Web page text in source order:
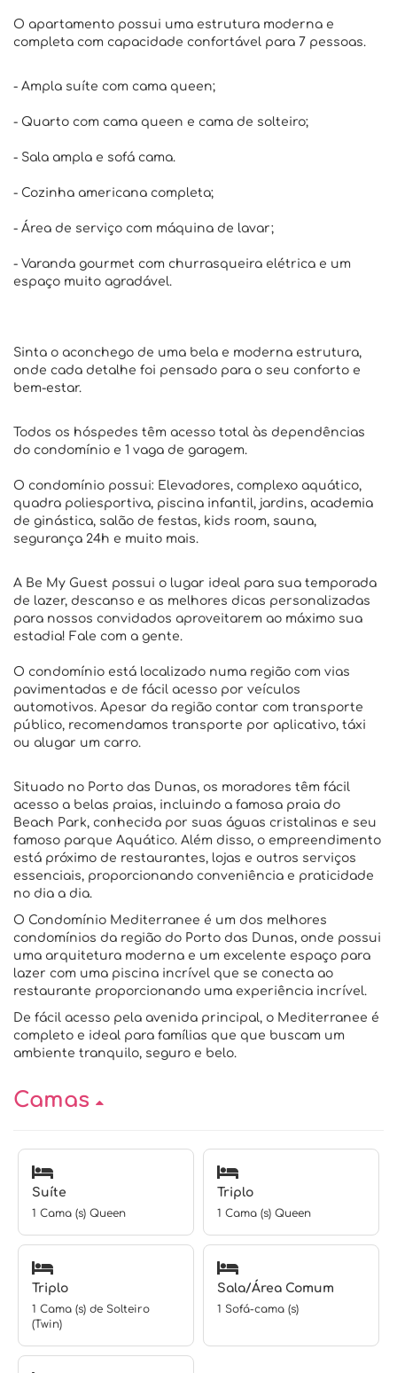
O apartamento possui uma estrutura moderna e
completa com capacidade confortável para 7 pessoas.
- Ampla suíte com cama queen;
- Quarto com cama queen e cama de solteiro;
- Sala ampla e sofá cama.
- Cozinha americana completa;
- Área de serviço com máquina de lavar;
- Varanda gourmet com churrasqueira elétrica e um
espaço muito agradável.
Sinta o aconchego de uma bela e moderna estrutura,
onde cada detalhe foi pensado para o seu conforto e
bem-estar.
Todos os hóspedes têm acesso total às dependências
do condomínio e 1 vaga de garagem.
O condomínio possui: Elevadores, complexo aquático,
quadra poliesportiva, piscina infantil, jardins, academia
de ginástica, salão de festas, kids room, sauna,
segurança 24h e muito mais.
A Be My Guest possui o lugar ideal para sua temporada
de lazer, descanso e as melhores dicas personalizadas
para nossos convidados aproveitarem ao máximo sua
estadia! Fale com a gente.
O condomínio está localizado numa região com vias
pavimentadas e de fácil acesso por veículos
automotivos. Apesar da região contar com transporte
público, recomendamos transporte por aplicativo, táxi
ou alugar um carro.
Situado no Porto das Dunas, os moradores têm fácil
acesso a belas praias, incluindo a famosa praia do
Beach Park, conhecida por suas águas cristalinas e seu
famoso parque Aquático. Além disso, o empreendimento
está próximo de restaurantes, lojas e outros serviços
essenciais, proporcionando conveniência e praticidade
no dia a dia.
O Condomínio Mediterranee é um dos melhores
condomínios da região do Porto das Dunas, onde possui
uma arquitetura moderna e um excelente espaço para
lazer com uma piscina incrível que se conecta ao
restaurante proporcionando uma experiência incrível.
De fácil acesso pela avenida principal, o Mediterranee é
completo e ideal para famílias que que buscam um
ambiente tranquilo, seguro e belo.
Camas
Suíte
1 Cama (s) Queen
Triplo
1 Cama (s) Queen
Triplo
1 Cama (s) de Solteiro
(Twin)
Sala/Área Comum
1 Sofá-cama (s)